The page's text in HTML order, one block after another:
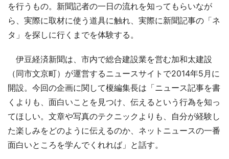
を行うもの。新聞記者の一日の流れを知ってもらいなが
ら、実際に取材に使う道具に触れ、実際に新聞記事の「ネ
タ」を探しに行くまでを体験する。
伊豆経済新聞は、市内で総合建設業を営む加和太建設
（同市文京町）が運営するニュースサイトで2014年5月に
開設。今回の企画に関して榎編集長は「ニュース記事を書
くよりも、面白いことを見つけ、伝えるという行為を知っ
てほしい。文章や写真のテクニックよりも、自分が経験し
た楽しみをどのように伝えるのか、ネットニュースの一番
面白いところを学んでくれれば」と話す。